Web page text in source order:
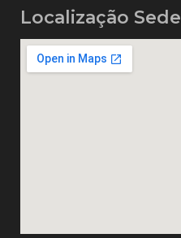
Localização Sede